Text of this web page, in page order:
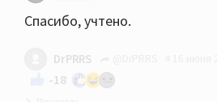
Спасибо, учтено.
DrPRRS
-18